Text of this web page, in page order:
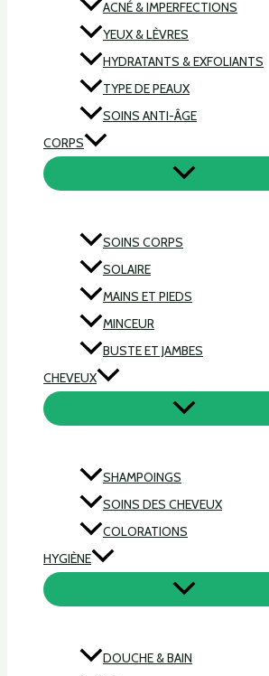
ACNÉ & IMPERFECTIONS
YEUX & LÈVRES
HYDRATANTS & EXFOLIANTS
TYPE DE PEAUX
SOINS ANTI-ÂGE
CORPS
SOINS CORPS
SOLAIRE
MAINS ET PIEDS
MINCEUR
BUSTE ET JAMBES
CHEVEUX
SHAMPOINGS
SOINS DES CHEVEUX
COLORATIONS
HYGIÈNE
DOUCHE & BAIN